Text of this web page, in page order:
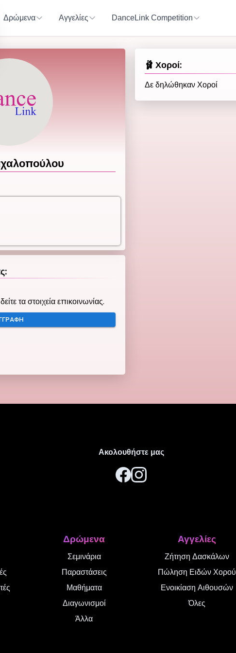
Δρώμενα Αγγελίες DanceLink Competition
τα στοιχεία επικοινωνίας.
🩰 Χοροί:
Δε δηλώθηκαν Χοροί
Ακολουθήστε μας
Δρώμενα
Σεμινάρια
Παραστάσεις
Μαθήματα
Διαγωνισμοί
Άλλα
Αγγελίες
Ζήτηση Δασκάλων
Πώληση Ειδών Χορού
Ενοικίαση Αιθουσών
Όλες